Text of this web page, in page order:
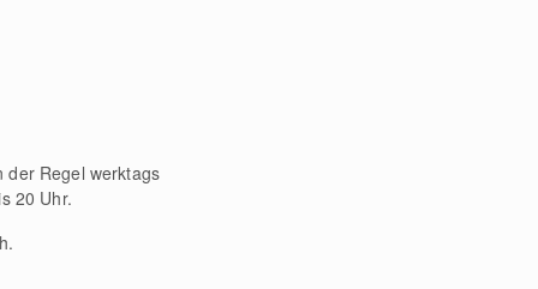
der Regel werktags
20 Uhr.